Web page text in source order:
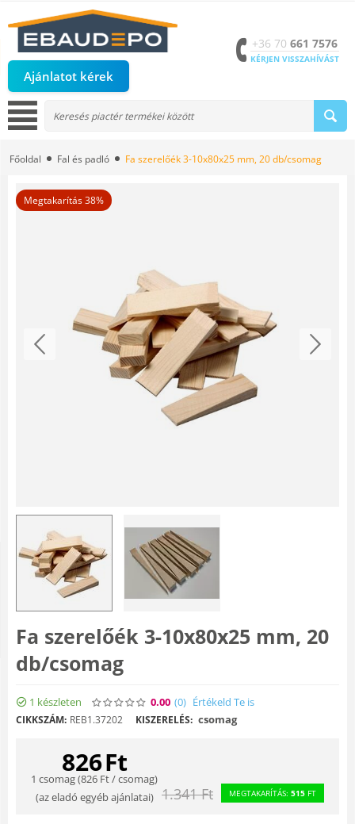
Ajánlatot kérek
+36 70 661 7576
KÉRJEN VISSZAHÍVÁST
Főoldal Fal és padló Fa szerelőék 3-10x80x25 mm, 20 db/csomag
Megtakarítás 38%
Fa szerelőék 3-10x80x25 mm, 20
db/csomag
1 készleten 0.00 (0) Értékeld Te is
CIKKSZÁM: REB1.37202 KISZERELÉS: csomag
826Ft
1 csomag (826 Ft/ csomag)
(az eladó egyéb ajánlatai) 1.341 Ft MEGTAKARÍTÁS: 515 FT